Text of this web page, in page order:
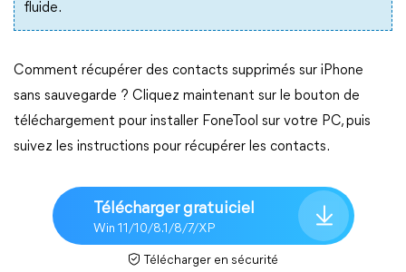
fluide.
Comment récupérer des contacts supprimés sur iPhone
sans sauvegarde ? Cliquez maintenant sur le bouton de
téléchargement pour installer FoneTool sur votre PC, puis
suivez les instructions pour récupérer les contacts.
Télécharger gratuiciel
Win 11/10/8.1/8/7/XP
Télécharger en sécurité